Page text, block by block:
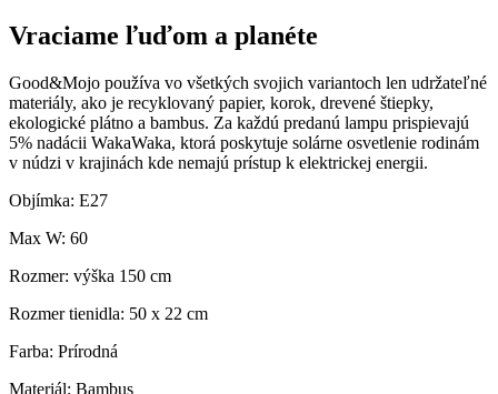
Vraciame ľuďom a planéte
Good&Mojo používa vo všetkých svojich variantoch len udržateľné
materiály, ako je recyklovaný papier, korok, drevené štiepky,
ekologické plátno a bambus. Za každú predanú lampu prispievajú
5% nadácii WakaWaka, ktorá poskytuje solárne osvetlenie rodinám
v núdzi v krajinách kde nemajú prístup k elektrickej energii.
Objímka: E27
Max W: 60
Rozmer: výška 150 cm
Rozmer tienidla: 50 x 22 cm
Farba: Prírodná
Materiál: Bambus